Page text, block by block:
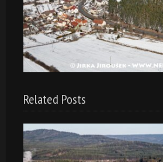
Related Posts